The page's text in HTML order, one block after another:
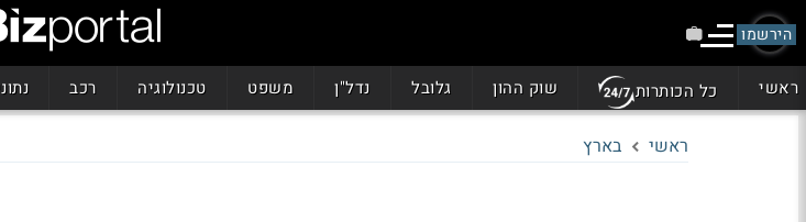
הירשמו
ראשי כל הכותרות שוק ההון גלובל נדל"ן משפט טכנולוגיה רכב
ראשי בארץ